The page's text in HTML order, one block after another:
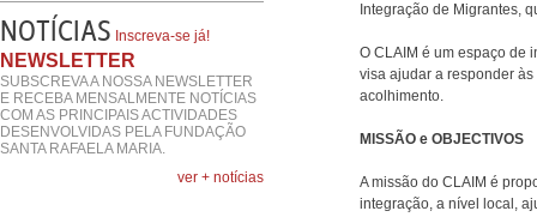
Integração de Migrantes,
O CLAIM é um espaço de
visa ajudar a responder
acolhimento.
MISSÃO e OBJECTIVOS
A missão do CLAIM é
integração, a nível local,
NOTÍCIAS Inscreva-se já!
NEWSLETTER
SUBSCREVA A NOSSA NEWSLETTER
E RECEBA MENSALMENTE NOTÍCIAS
COM AS PRINCIPAIS ACTIVIDADES
DESENVOLVIDAS PELA FUNDAÇÃO
SANTA RAFAELA MARIA.
ver + notícias